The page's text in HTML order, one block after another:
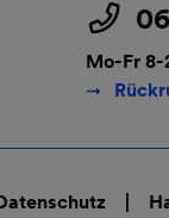
Mo-Fr 8-